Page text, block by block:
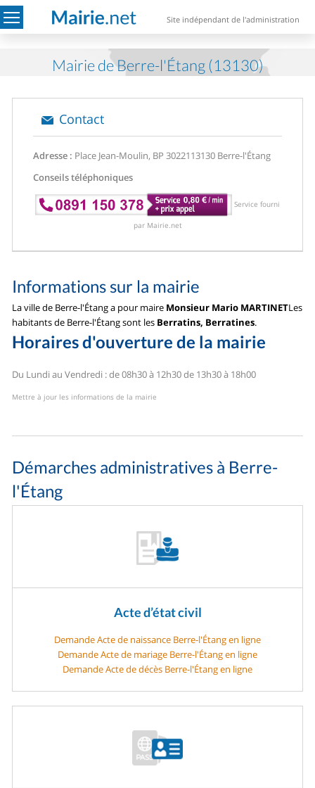
Site indépendant de l'administration
Mairie de Berre-l'Étang (13130)
Contact
Adresse : Place Jean-Moulin, BP 3022113130 Berre-l'Étang
Conseils téléphoniques
Service fourni
par Mairie.net
Informations sur la mairie
La ville de Berre-l'Étang a pour maire Monsieur Mario MARTINETLes
habitants de Berre-l'Étang sont les Berratins, Berratines.
Horaires d'ouverture de la mairie
Du Lundi au Vendredi : de 08h30 à 12h30 de 13h30 à 18h00
Mettre à jour les informations de la mairie
Démarches administratives à Berre-
l'Étang
Acte d’état civil
Demande Acte de naissance Berre-l'Étang en ligne
Demande Acte de mariage Berre-l'Étang en ligne
Demande Acte de décès Berre-l'Étang en ligne